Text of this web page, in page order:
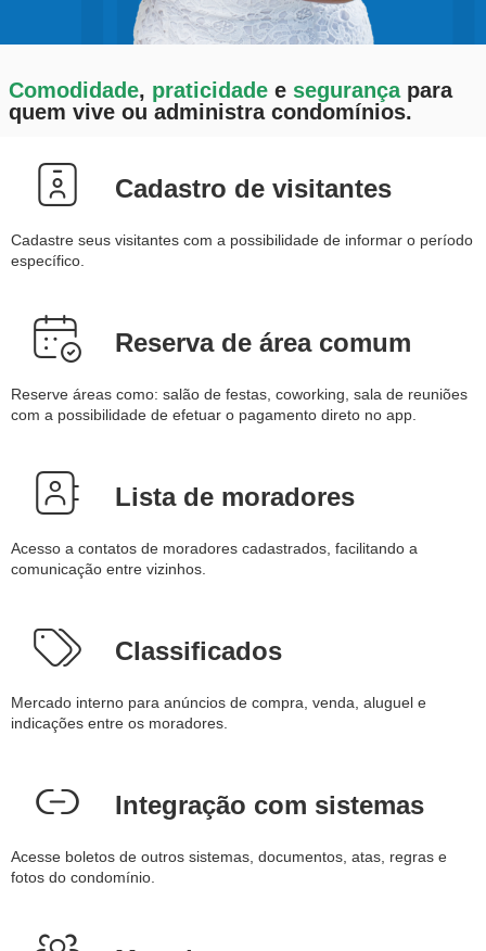
Comodidade, praticidade e segurança para
quem vive ou administra condomínios.
Cadastro de visitantes
Cadastre seus visitantes com a possibilidade de informar o período
específico.
Reserva de área comum
Reserve áreas como: salão de festas, coworking, sala de reuniões
com a possibilidade de efetuar o pagamento direto no app.
Lista de moradores
Acesso a contatos de moradores cadastrados, facilitando a
comunicação entre vizinhos.
Classificados
Mercado interno para anúncios de compra, venda, aluguel e
indicações entre os moradores.
Integração com sistemas
Acesse boletos de outros sistemas, documentos, atas, regras e
fotos do condomínio.